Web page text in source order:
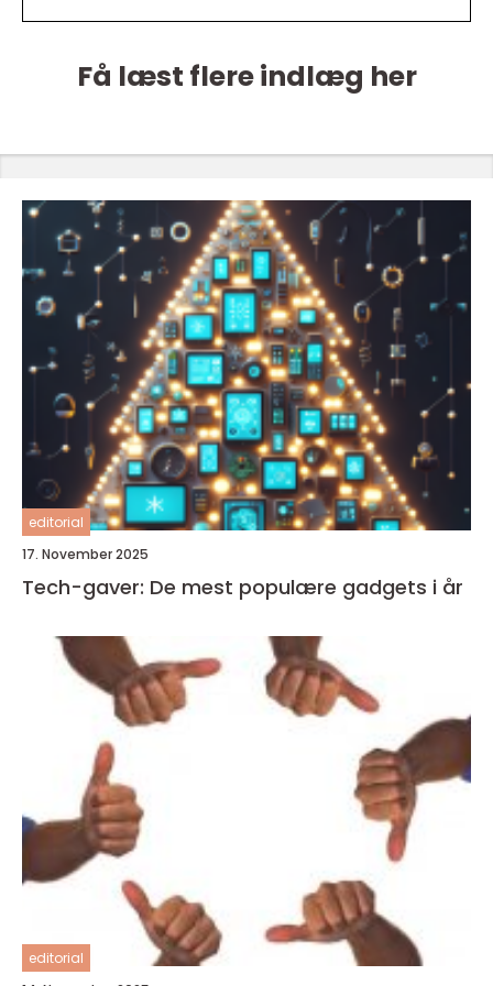
Få læst flere indlæg her
editorial
17. November 2025
Tech-gaver: De mest populære gadgets i år
editorial